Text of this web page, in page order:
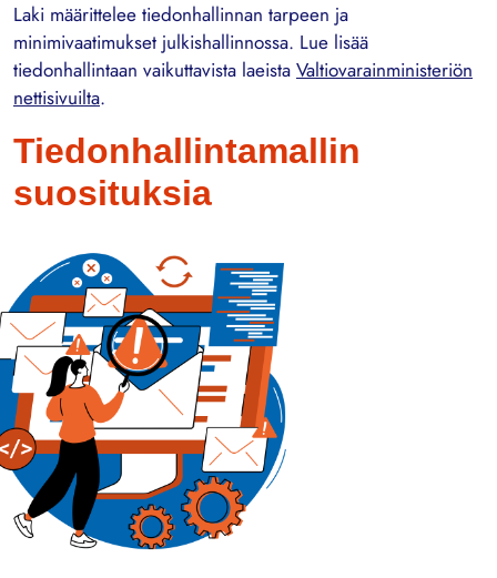
Laki määrittelee tiedonhallinnan tarpeen ja
minimivaatimukset julkishallinnossa. Lue lisää
tiedonhallintaan vaikuttavista laeista Valtiovarainministeriön
nettisivuilta.
Tiedonhallintamallin
suosituksia